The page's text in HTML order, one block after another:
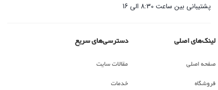
پشتیبانی بین ساعت 8:30 الی 16
لینک‌های اصلی
صفحه اصلی
فروشگاه
دسترسی‌های سریع
مقالات سایت
خدمات